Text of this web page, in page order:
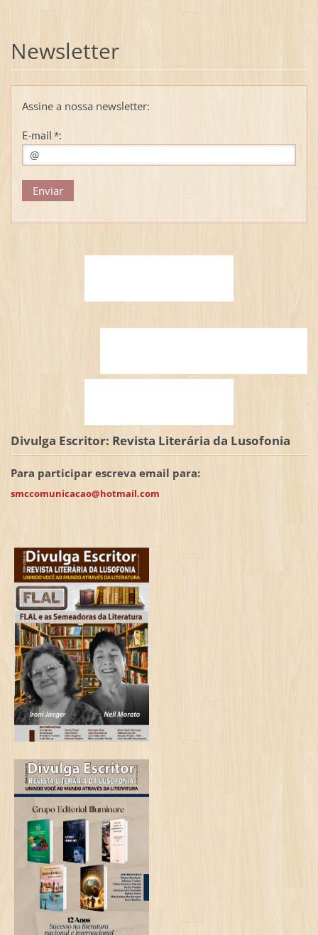
Newsletter
Assine a nossa newsletter:
E-mail *:
Divulga Escritor: Revista Literária da Lusofonia
Para participar escreva email para:
smccomunicacao@hotmail.com